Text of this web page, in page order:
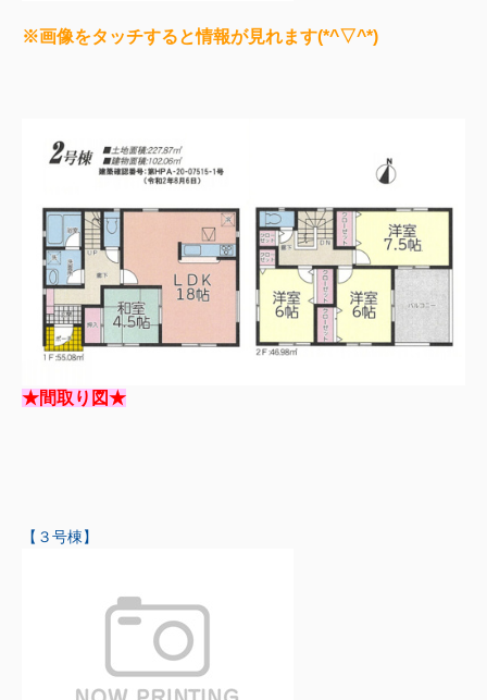
※画像をタッチすると情報が見れます(*^▽^*)
★間取り図★
【３号棟】